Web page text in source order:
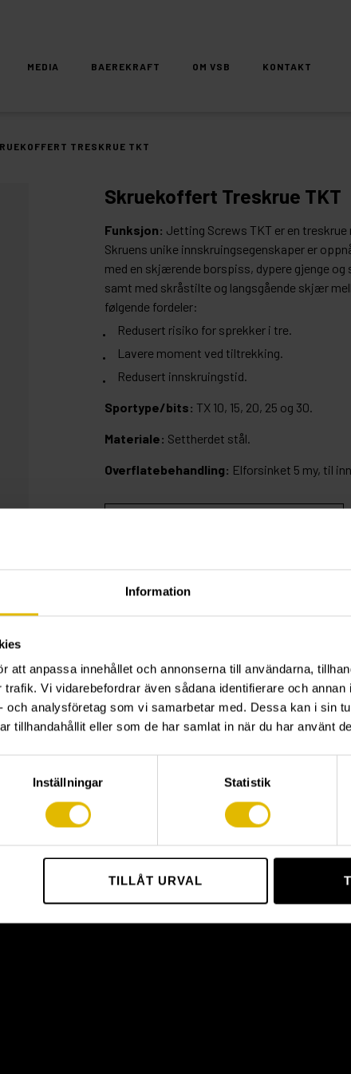
Information
att anpassa innehållet och annonserna till användarna,
Vi vidarebefordrar även sådana identifierare och annan
och analysföretag som vi samarbetar med. Dessa kan i sin
tillhandahållit eller som de har samlat in när du har använt
Inställningar Statistik
TILLÅT URVAL
MEDIA BAEREKRAFT OM VSB KONTAKT
TRESKRUE TKT
Skruekoffert Treskrue TKT
Funksjon: Jetting Screws TKT er en treskrue
Skruens unike innskruingsegenskaper er
med en skjærende borspiss, dypere gjenge og
samt med skråstilte og langsgående skjær
følgende fordeler:
Redusert risiko for sprekker i tre.
Lavere moment ved tiltrekking.
Redusert innskruingstid.
Sportype/bits: TX 10, 15, 20, 25 og 30.
Materiale: Settherdet stål.
Overflatebehandling: Elforsinket 5 my, til
Ca. 1 595 stk. skruer samt 1 bits TX 10, 15, 20, 25
Esken inneholder: 3,0x20 200st, 3,0x30 150st,
70st, 4,0x50 50st, 4,5x45 100st, 5,0x30 150st,
50st, 6,0x100 30st.